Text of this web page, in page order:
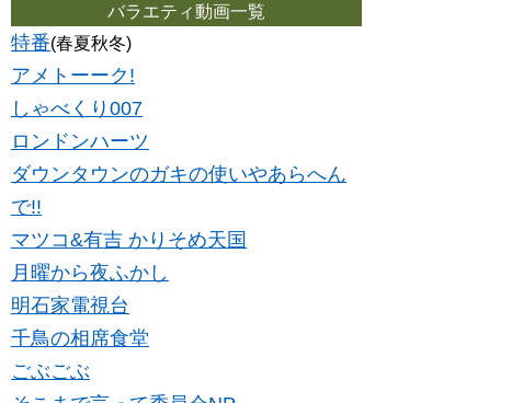
バラエティ動画一覧
特番(春夏秋冬)
アメトーーク!
しゃべくり007
ロンドンハーツ
ダウンタウンのガキの使いやあらへん
で!!
マツコ&有吉 かりそめ天国
月曜から夜ふかし
明石家電視台
千鳥の相席食堂
ごぶごぶ